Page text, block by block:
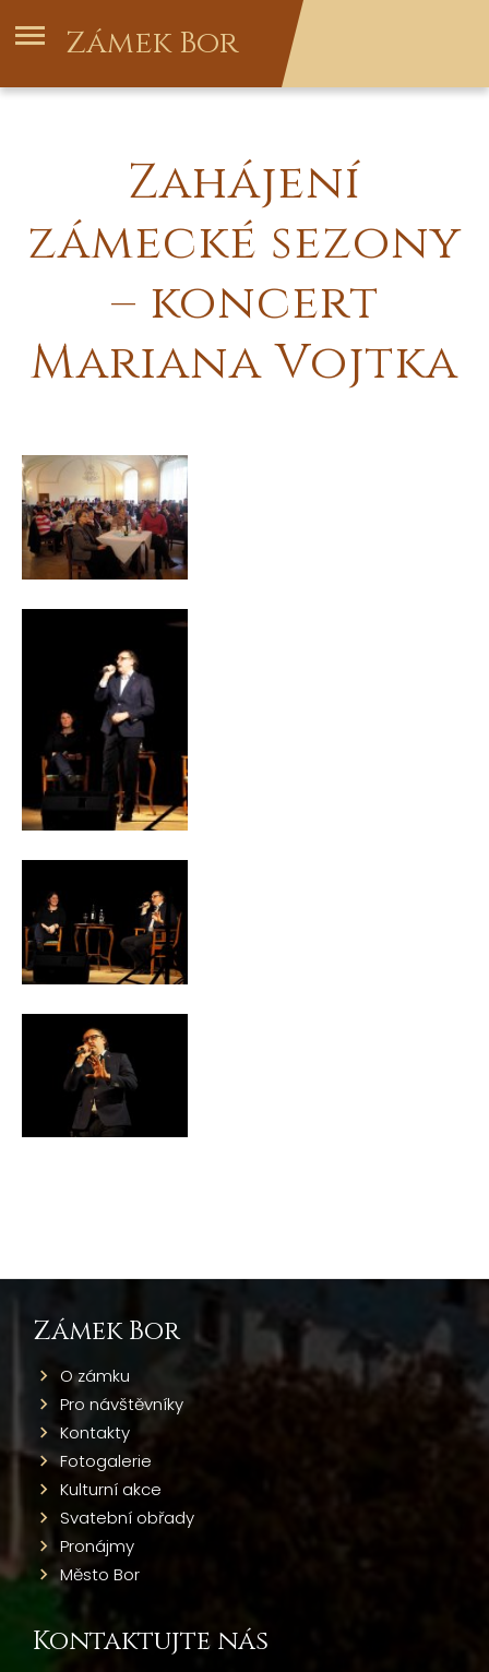
Zámek Bor
Zahájení
zámecké sezony
– koncert
Mariana Vojtka
Zámek Bor
O zámku
Pro návštěvníky
Kontakty
Fotogalerie
Kulturní akce
Svatební obřady
Pronájmy
Město Bor
Kontaktujte nás